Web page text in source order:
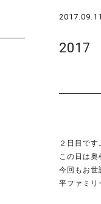
2017.09.11
2017
２日目です
この日は
今回もお世
平ファミリ